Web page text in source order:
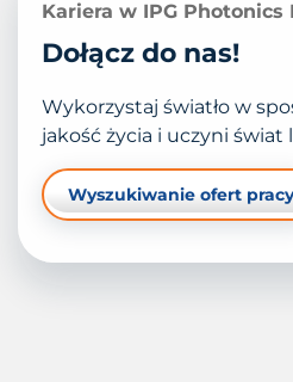
Kariera w IPG Photonics
Dołącz do nas!
Wykorzystaj światło w
jakość życia i uczyni świat
Wyszukiwanie ofert pracy